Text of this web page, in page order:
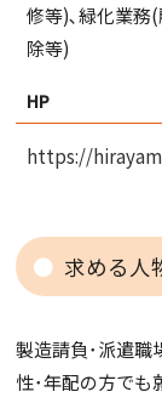
修等)､緑化業務
除等)
HP
https://
求める人
製造請負･派遣職
性･年配の方でも